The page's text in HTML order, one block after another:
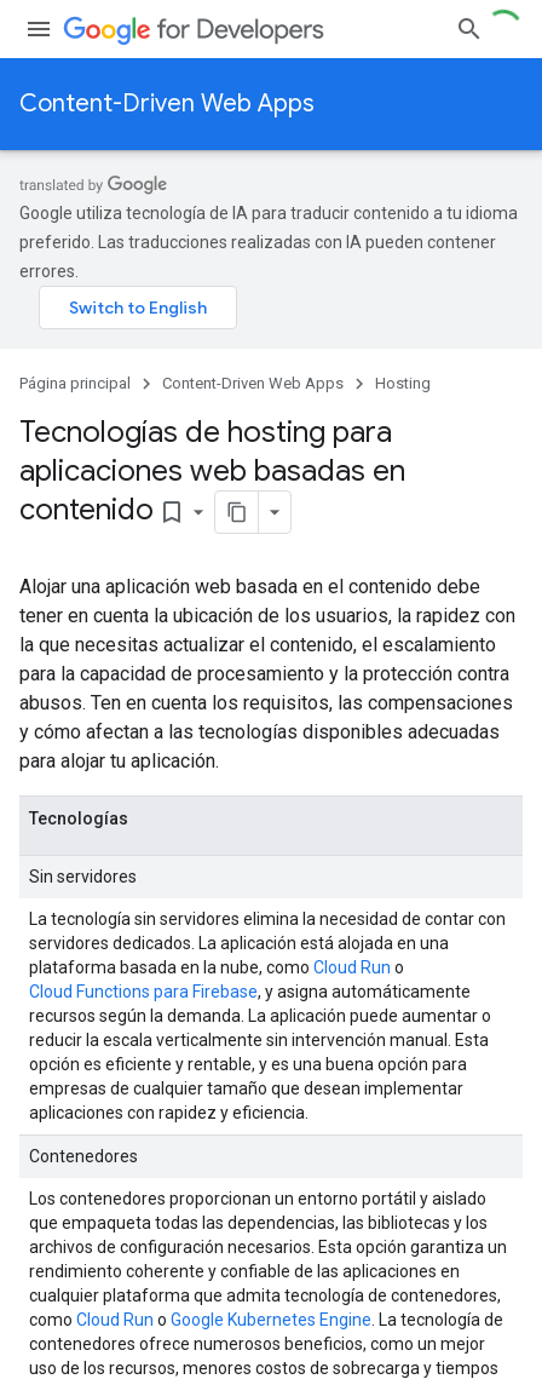
Content-Driven Web Apps
Google utiliza tecnología de IA para traducir contenido a tu idioma
preferido. Las traducciones realizadas con IA pueden contener
errores.
Página principal Content-Driven Web Apps Hosting
Tecnologías de hosting para
aplicaciones web basadas en
contenido bookmark_border
Alojar una aplicación web basada en el contenido debe
tener en cuenta la ubicación de los usuarios, la rapidez con
la que necesitas actualizar el contenido, el escalamiento
para la capacidad de procesamiento y la protección contra
abusos. Ten en cuenta los requisitos, las compensaciones
y cómo afectan a las tecnologías disponibles adecuadas
para alojar tu aplicación.
Tecnologías
Sin servidores
La tecnología sin servidores elimina la necesidad de contar con
servidores dedicados. La aplicación está alojada en una
plataforma basada en la nube, como Cloud Run o
Cloud Functions para Firebase, y asigna automáticamente
recursos según la demanda. La aplicación puede aumentar o
reducir la escala verticalmente sin intervención manual. Esta
opción es eficiente y rentable, y es una buena opción para
empresas de cualquier tamaño que desean implementar
aplicaciones con rapidez y eficiencia.
Contenedores
Los contenedores proporcionan un entorno portátil y aislado
que empaqueta todas las dependencias, las bibliotecas y los
archivos de configuración necesarios. Esta opción garantiza un
rendimiento coherente y confiable de las aplicaciones en
cualquier plataforma que admita tecnología de contenedores,
como Cloud Run o Google Kubernetes Engine . La tecnología de
contenedores ofrece numerosos beneficios, como un mejor
uso de los recursos, menores costos de sobrecarga y tiempos